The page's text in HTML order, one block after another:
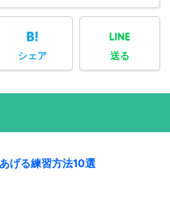
シェア 送る
げる練習方法10選